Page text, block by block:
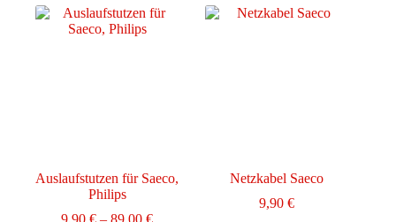
Auslaufstutzen für Saeco,
Philips
9,90€ –89,00€Preisspanne:
Netzkabel Saeco
9,90€